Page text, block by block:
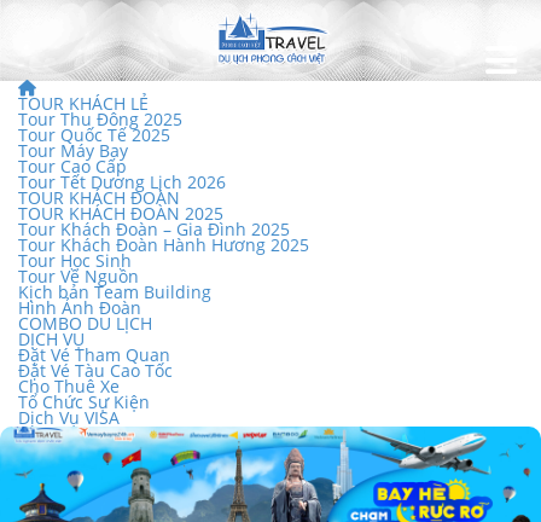
TOUR KHÁCH LẺ
Tour Thu Đông 2025
Tour Quốc Tế 2025
Tour Máy Bay
Tour Cao Cấp
Tour Tết Dương Lịch 2026
TOUR KHÁCH ĐOÀN
TOUR KHÁCH ĐOÀN 2025
Tour Khách Đoàn – Gia Đình 2025
Tour Khách Đoàn Hành Hương 2025
Tour Học Sinh
Tour Về Nguồn
Kịch bản Team Building
Hình Ảnh Đoàn
COMBO DU LỊCH
DỊCH VỤ
Đặt Vé Tham Quan
Đặt Vé Tàu Cao Tốc
Cho Thuê Xe
Tổ Chức Sự Kiện
Dịch Vụ VISA